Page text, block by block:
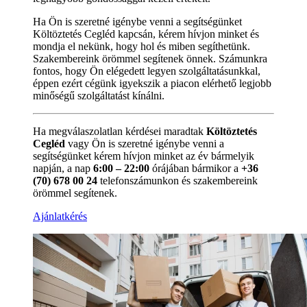
Ha Ön is szeretné igénybe venni a segítségünket
Költöztetés Cegléd kapcsán, kérem hívjon minket és
mondja el nekünk, hogy hol és miben segíthetünk.
Szakembereink örömmel segítenek önnek. Számunkra
fontos, hogy Ön elégedett legyen szolgáltatásunkkal,
éppen ezért cégünk igyekszik a piacon elérhető legjobb
minőségű szolgáltatást kínálni.
Ha megválaszolatlan kérdései maradtak Költöztetés
Cegléd vagy Ön is szeretné igénybe venni a
segítségünket kérem hívjon minket az év bármelyik
napján, a nap 6:00 – 22:00 órájában bármikor a +36
(70) 678 00 24 telefonszámunkon és szakembereink
örömmel segítenek.
Ajánlatkérés